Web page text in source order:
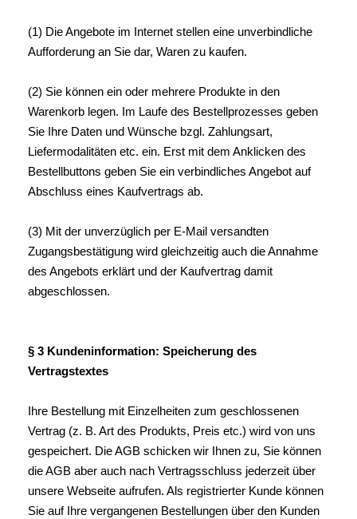
(1) Die Angebote im Internet stellen eine unverbindliche
Aufforderung an Sie dar, Waren zu kaufen.
(2) Sie können ein oder mehrere Produkte in den
Warenkorb legen. Im Laufe des Bestellprozesses geben
Sie Ihre Daten und Wünsche bzgl. Zahlungsart,
Liefermodalitäten etc. ein. Erst mit dem Anklicken des
Bestellbuttons geben Sie ein verbindliches Angebot auf
Abschluss eines Kaufvertrags ab.
(3) Mit der unverzüglich per E-Mail versandten
Zugangsbestätigung wird gleichzeitig auch die Annahme
des Angebots erklärt und der Kaufvertrag damit
abgeschlossen.
§ 3 Kundeninformation: Speicherung des
Vertragstextes
Ihre Bestellung mit Einzelheiten zum geschlossenen
Vertrag (z. B. Art des Produkts, Preis etc.) wird von uns
gespeichert. Die AGB schicken wir Ihnen zu, Sie können
die AGB aber auch nach Vertragsschluss jederzeit über
unsere Webseite aufrufen. Als registrierter Kunde können
Sie auf Ihre vergangenen Bestellungen über den Kunden